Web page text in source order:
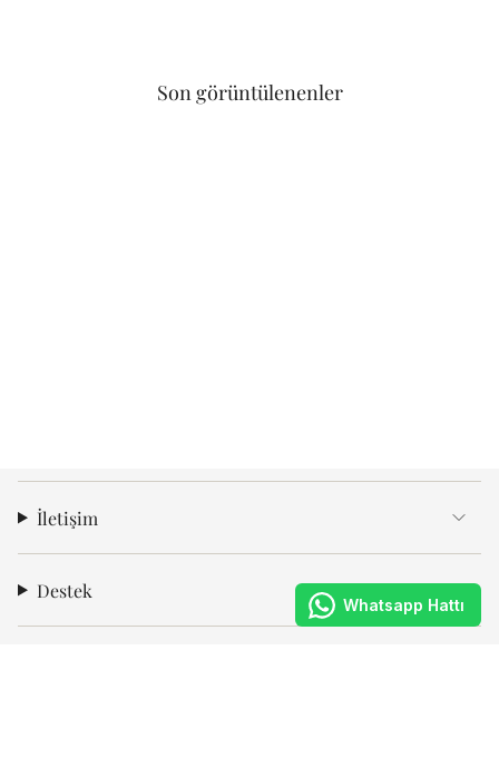
Son görüntülenenler
İletişim
Destek
Whatsapp Hattı